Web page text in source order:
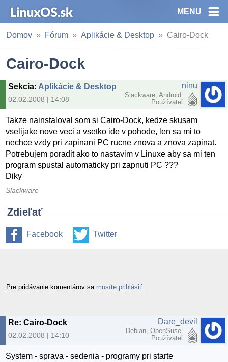
MENU
Domov Fórum Aplikácie & Desktop Cairo-Dock
Cairo-Dock
Sekcia: Aplikácie & Desktop
02.02.2008 | 14:08
ninu
Slackware, Android
Používateľ
Takze nainstaloval som si Cairo-Dock, kedze skusam
vselijake nove veci a vsetko ide v pohode, len sa mi to
nechce vzdy pri zapinani PC rucne znova a znova zapinat.
Potrebujem poradit ako to nastavim v Linuxe aby sa mi ten
program spustal automaticky pri zapnuti PC ???
Diky
Slackware
Zdieľať
Facebook Twitter
Pre pridávanie komentárov sa musíte prihlásiť
Re: Cairo-Dock
02.02.2008 | 14:10
Dare_devil
Debian, OpenSuse
Používateľ
System - sprava - sedenia - programy pri starte